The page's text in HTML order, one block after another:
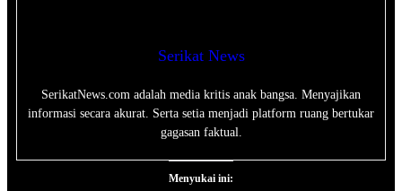
Serikat News
SerikatNews.com adalah media kritis anak bangsa. Menyajikan
informasi secara akurat. Serta setia menjadi platform ruang bertukar
gagasan faktual.
Menyukai ini: